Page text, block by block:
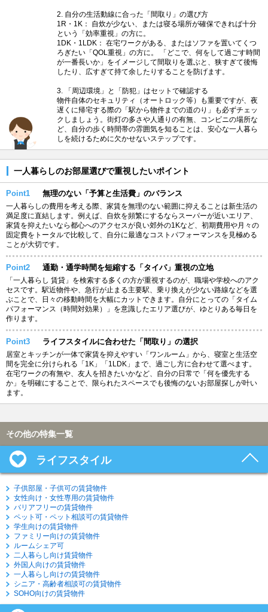
2. 自分の生活動線に合った「間取り」の選び方
1R・1K： 自炊が少ない、または寝る場所が確保できれば十分
という「効率重視」の方に。
1DK・1LDK： 在宅ワークがある、またはソファを置いてくつ
ろぎたい「QOL重視」の方に。 「どこで、何をして過ごす時間
が一番長いか」をイメージして間取りを選ぶと、狭すぎて後悔
したり、広すぎて持て余したりすることを防げます。
3. 「周辺環境」と「防犯」はセットで確認する
物件自体のセキュリティ（オートロック等）も重要ですが、夜
遅くに帰宅する際の「駅から物件までの道のり」も必ずチェッ
クしましょう。街灯の多さや人通りの有無、コンビニの場所な
ど、自分の歩く時間帯の雰囲気を知ることは、安心な一人暮ら
しを続けるために欠かせないステップです。
一人暮らしのお部屋選びで重視したいポイント
Point1 無理のない「予算と生活費」のバランス
一人暮らしの費用を考える際、家賃を無理のない範囲に抑えることは新生活の
満足度に直結します。例えば、自炊を頻繁にするならスーパーが近いエリア、
家賃を抑えたいなら都心へのアクセスが良い郊外の1Kなど、初期費用や月々の
固定費をトータルで比較して、自分に最適なコストパフォーマンスを見極める
ことが大切です。
Point2 通勤・通学時間を短縮する「タイパ」重視の立地
「一人暮らし 賃貸」を検索する多くの方が重視するのが、職場や学校へのアク
セスです。駅近物件や、急行が止まる主要駅、乗り換えが少ない路線などを選
ぶことで、日々の移動時間を大幅にカットできます。自分にとっての「タイム
パフォーマンス（時間対効果）」を意識したエリア選びが、ゆとりある毎日を
作ります。
Point3 ライフスタイルに合わせた「間取り」の選択
居室とキッチンが一体で家賃を抑えやすい「ワンルーム」から、寝室と生活空
間を完全に分けられる「1K」「1LDK」まで、過ごし方に合わせて選べます。
在宅ワークの有無や、友人を招きたいかなど、自分の日常で「何を優先する
か」を明確にすることで、限られたスペースでも後悔のないお部屋探しが叶い
ます。
その他の特集一覧
ライフスタイル
子供部屋・子供可の賃貸物件
女性向け・女性専用の賃貸物件
バリアフリーの賃貸物件
ペット可・ペット相談可の賃貸物件
学生向けの賃貸物件
ファミリー向けの賃貸物件
ルームシェア可
二人暮らし向け賃貸物件
外国人向けの賃貸物件
一人暮らし向けの賃貸物件
シニア・高齢者相談可の賃貸物件
SOHO向けの賃貸物件